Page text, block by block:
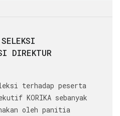
DIREKTUR
terhadap peserta
KORIKA sebanyak
oleh panitia